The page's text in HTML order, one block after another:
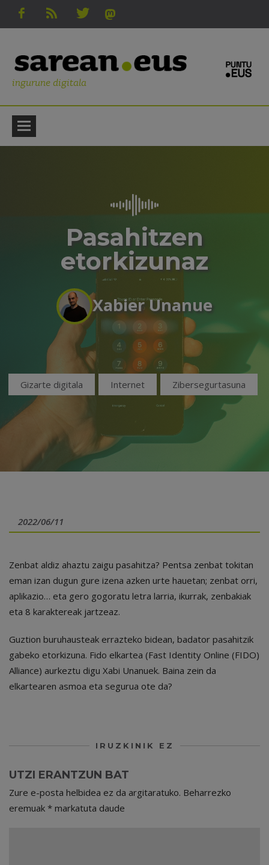
ingurune digitala
Pasahitzen
etorkizunaz
Xabier Unanue
Gizarte digitala Internet Zibersegurtasuna
2022/06/11
Zenbat aldiz ahaztu zaigu pasahitza? Pentsa zenbat tokitan
eman izan dugun gure izena azken urte hauetan; zenbat orri,
aplikazio… eta gero gogoratu letra larria, ikurrak, zenbakiak
eta 8 karaktereak jartzeaz.
Guztion buruhausteak errazteko bidean, badator pasahitzik
gabeko etorkizuna. Fido elkartea (Fast Identity Online (FIDO)
Alliance) aurkeztu digu Xabi Unanuek. Baina zein da
elkartearen asmoa eta segurua ote da?
IRUZKINIK EZ
UTZI ERANTZUN BAT
Zure e-posta helbidea ez da argitaratuko. Beharrezko
eremuak * markatuta daude